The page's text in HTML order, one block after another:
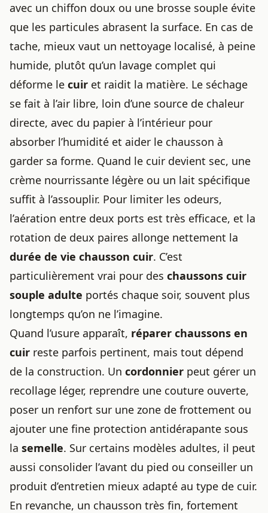
avec un chiffon doux ou une brosse souple évite
que les particules abrasent la surface. En cas de
tache, mieux vaut un nettoyage localisé, à peine
humide, plutôt qu’un lavage complet qui
déforme le cuir et raidit la matière. Le séchage
se fait à l’air libre, loin d’une source de chaleur
directe, avec du papier à l’intérieur pour
absorber l’humidité et aider le chausson à
garder sa forme. Quand le cuir devient sec, une
crème nourrissante légère ou un lait spécifique
suffit à l’assouplir. Pour limiter les odeurs,
l’aération entre deux ports est très efficace, et la
rotation de deux paires allonge nettement la
durée de vie chausson cuir. C’est
particulièrement vrai pour des chaussons cuir
souple adulte portés chaque soir, souvent plus
longtemps qu’on ne l’imagine.
Quand l’usure apparaît, réparer chaussons en
cuir reste parfois pertinent, mais tout dépend
de la construction. Un cordonnier peut gérer un
recollage léger, reprendre une couture ouverte,
poser un renfort sur une zone de frottement ou
ajouter une fine protection antidérapante sous
la semelle. Sur certains modèles adultes, il peut
aussi consolider l’avant du pied ou conseiller un
produit d’entretien mieux adapté au type de cuir.
En revanche, un chausson très fin, fortement